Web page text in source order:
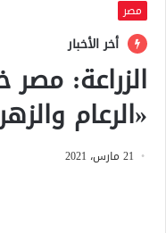
مصر
أخر الأخبار
الزراعة:
«الرعام
21 مارس، 2021